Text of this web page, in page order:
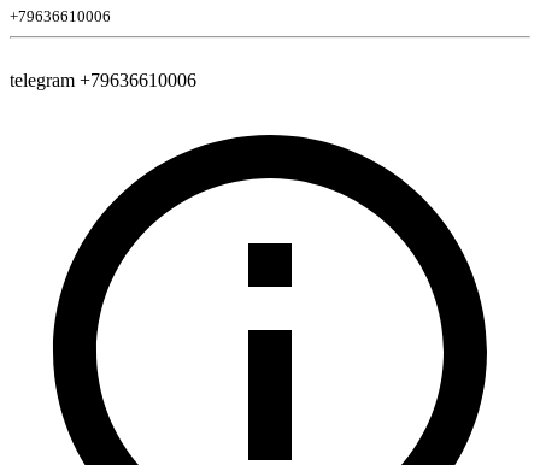
+79636610006
telegram +79636610006